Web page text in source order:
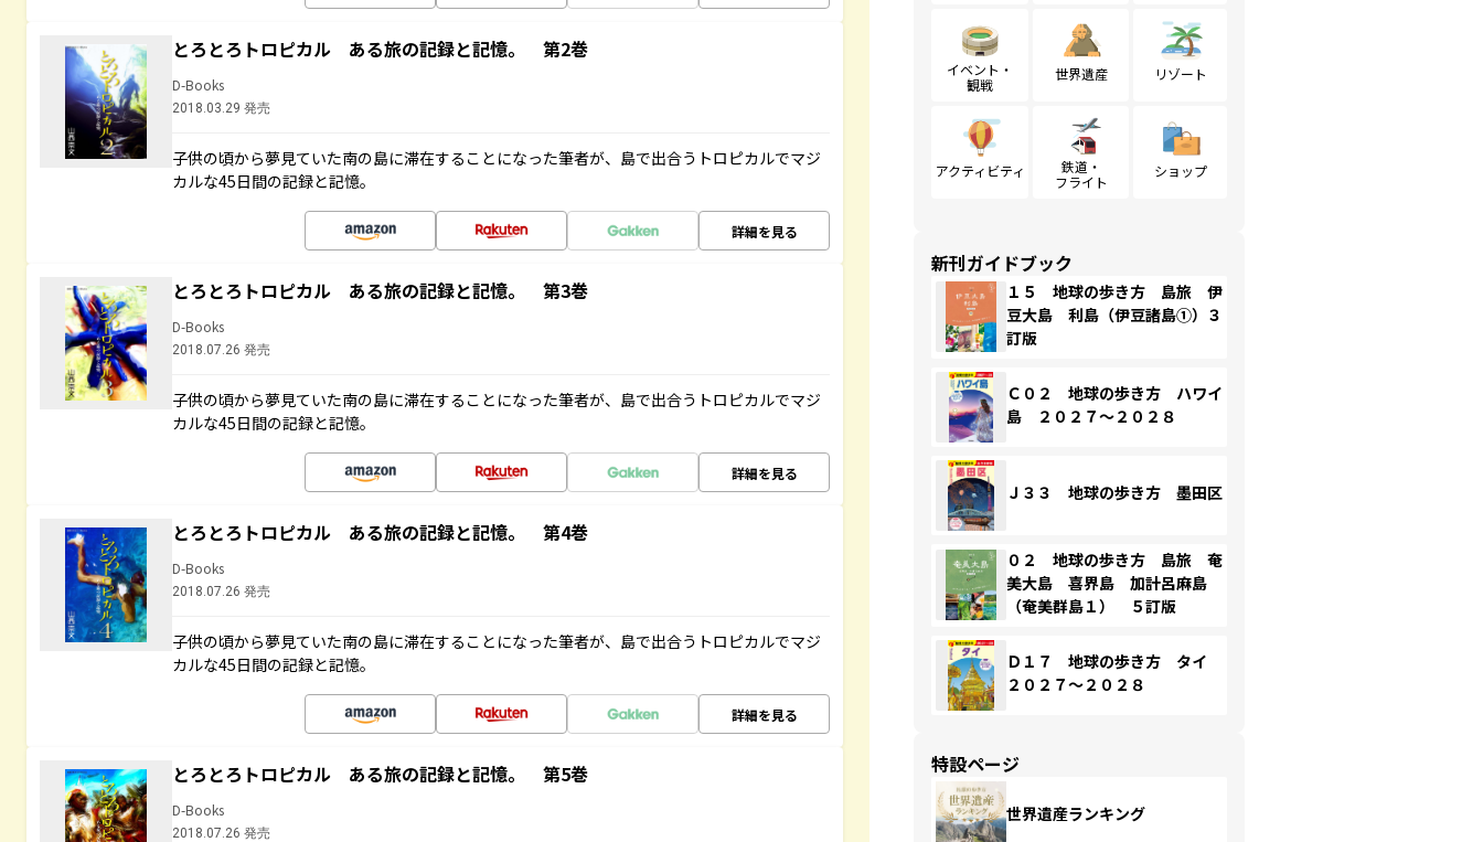
とろとろトロピカル ある旅の記録と記憶。 第2巻
D-Books
2018.03.29 発売
子供の頃から夢見ていた南の島に滞在することになった筆者が、島で出合うトロピカルでマジ
カルな45日間の記録と記憶。
詳細を見る
とろとろトロピカル ある旅の記録と記憶。 第3巻
D-Books
2018.07.26 発売
子供の頃から夢見ていた南の島に滞在することになった筆者が、島で出合うトロピカルでマジ
カルな45日間の記録と記憶。
詳細を見る
とろとろトロピカル ある旅の記録と記憶。 第4巻
D-Books
2018.07.26 発売
子供の頃から夢見ていた南の島に滞在することになった筆者が、島で出合うトロピカルでマジ
カルな45日間の記録と記憶。
詳細を見る
とろとろトロピカル ある旅の記録と記憶。 第5巻
D-Books
2018.07.26 発売
イベント・
観戦
世界遺産 リゾート
アクティビティ
鉄道・
フライト
ショップ
新刊ガイドブック
１５ 地球の歩き方 島旅 伊
豆大島 利島（伊豆諸島①）３
訂版
Ｃ０２ 地球の歩き方 ハワイ
島 ２０２７～２０２８
Ｊ３３ 地球の歩き方 墨田区
０２ 地球の歩き方 島旅 奄
美大島 喜界島 加計呂麻島
（奄美群島１） ５訂版
Ｄ１７ 地球の歩き方 タイ
２０２７～２０２８
特設ページ
世界遺産ランキング